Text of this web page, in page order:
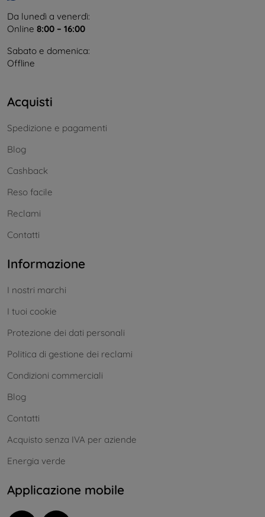
Da lunedì a venerdì:
Online 8:00 – 16:00
Sabato e domenica:
Offline
Acquisti
Spedizione e pagamenti
Blog
Cashback
Reso facile
Reclami
Contatti
Informazione
I nostri marchi
I tuoi cookie
Protezione dei dati personali
Politica di gestione dei reclami
Condizioni commerciali
Blog
Contatti
Acquisto senza IVA per aziende
Energia verde
Applicazione mobile